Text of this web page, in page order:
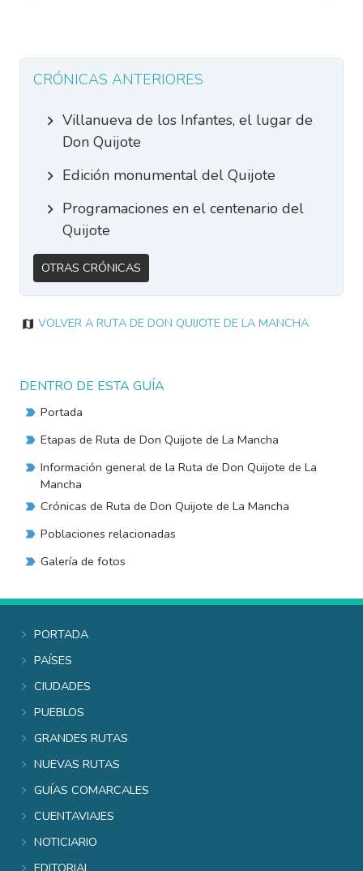
CRÓNICAS ANTERIORES
Villanueva de los Infantes, el lugar de
Don Quijote
Edición monumental del Quijote
Programaciones en el centenario del
Quijote
Otras Crónicas
Volver a Ruta de Don Quijote de La Mancha
DENTRO DE ESTA GUÍA
Portada
Etapas de Ruta de Don Quijote de La Mancha
Información general de la Ruta de Don Quijote de La
Mancha
Crónicas de Ruta de Don Quijote de La Mancha
Poblaciones relacionadas
Galería de fotos
Portada
Países
Ciudades
Pueblos
Grandes rutas
Nuevas rutas
Guías comarcales
Cuentaviajes
Noticiario
Editorial